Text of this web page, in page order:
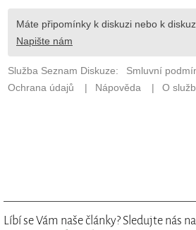
Líbí se Vám naše články? Sledujte nás na